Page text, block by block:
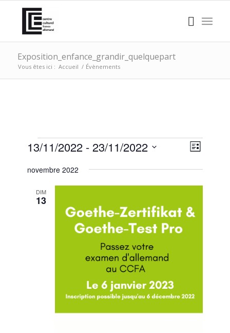
Exposition_enfance_grandir_quelquepart
Vous êtes ici : Accueil / Évènements
ÉVÈNEMENTS
de
vues
Liste
13/11/2022 - 23/11/2022
une
novembre 2022
DIM
13